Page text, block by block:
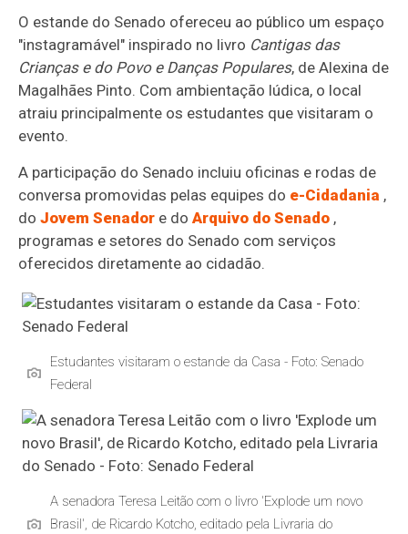
O estande do Senado ofereceu ao público um espaço
"instagramável" inspirado no livro Cantigas das
Crianças e do Povo e Danças Populares, de Alexina de
Magalhães Pinto. Com ambientação lúdica, o local
atraiu principalmente os estudantes que visitaram o
evento.
A participação do Senado incluiu oficinas e rodas de
conversa promovidas pelas equipes do e-Cidadania ,
doJovem Senador e doArquivo do Senado ,
programas e setores do Senado com serviços
oferecidos diretamente ao cidadão.
Estudantes visitaram o estande da Casa - Foto: Senado
Federal
A senadora Teresa Leitão com o livro 'Explode um novo
Brasil', de Ricardo Kotcho, editado pela Livraria do